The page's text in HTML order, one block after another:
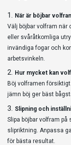
När är böjbar
Välj böjbar volfram när
eller svåråtkomliga
invändiga fogar och
arbetsvinkeln.
Hur mycket kan
Böj volframen
jämn böj ger bäst
Slipning och
Slipa böjbar volfram
slipriktning. Anpassa
för bästa resultat.